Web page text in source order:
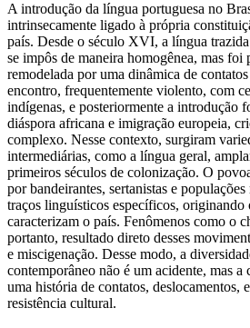
A introdução da língua portuguesa no
intrinsecamente ligado à própria
país. Desde o século XVI, a língua
se impôs de maneira homogênea, mas foi
remodelada por uma dinâmica de
encontro, frequentemente violento, com
indígenas, e posteriormente a introdução
diáspora africana e imigração europeia,
complexo. Nesse contexto, surgiram
intermediárias, como a língua geral,
primeiros séculos de colonização. O
por bandeirantes, sertanistas e
traços linguísticos específicos, originando
caracterizam o país. Fenômenos como o
portanto, resultado direto desses
e miscigenação. Desse modo, a
contemporâneo não é um acidente, mas a
uma história de contatos, deslocamentos,
resistência cultural.